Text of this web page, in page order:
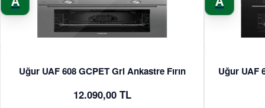
Uğur UAF 608 GCPET Gri Ankastre Fırın
12.090,00 TL
Uğur UAF